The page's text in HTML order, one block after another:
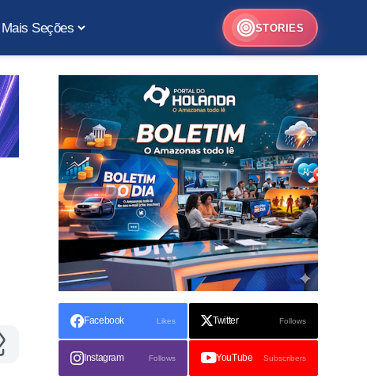
Mais Seções STORIES
Facebook Likes Twitter Follows
Instagram Follows YouTube Subscribers